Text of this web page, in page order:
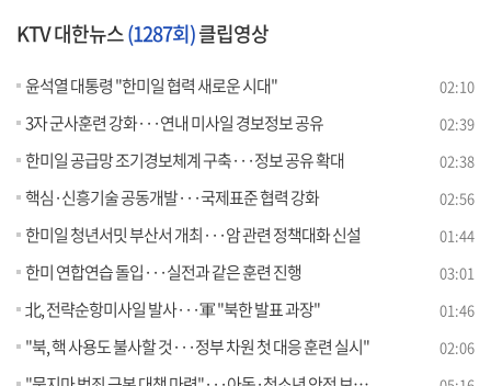
KTV 대한뉴스(1287회)클립영상
윤석열 대통령 "한미일 협력 새로운 시대" 02:10
3자 군사훈련 강화···연내 미사일 경보정보 공유 02:39
한미일 공급망 조기경보체계 구축···정보 공유 확대 02:38
핵심·신흥기술 공동개발···국제표준 협력 강화 02:56
한미일 청년서밋 부산서 개최···암 관련 정책대화 신설 01:44
한미 연합연습 돌입···실전과 같은 훈련 진행 03:01
北, 전략순항미사일 발사···軍 "북한 발표 과장" 01:46
"북, 핵 사용도 불사할 것···정부 차원 첫 대응 훈련 실시" 02:06